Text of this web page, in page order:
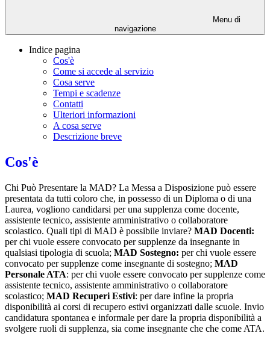
Menu di
navigazione
Indice pagina
Cos'è
Come si accede al servizio
Cosa serve
Tempi e scadenze
Contatti
Ulteriori informazioni
A cosa serve
Descrizione breve
Cos'è
Chi Può Presentare la MAD? La Messa a Disposizione può essere
presentata da tutti coloro che, in possesso di un Diploma o di una
Laurea, vogliono candidarsi per una supplenza come docente,
assistente tecnico, assistente amministrativo o collaboratore
scolastico. Quali tipi di MAD è possibile inviare? MAD Docenti:
per chi vuole essere convocato per supplenze da insegnante in
qualsiasi tipologia di scuola; MAD Sostegno: per chi vuole essere
convocato per supplenze come insegnante di sostegno; MAD
Personale ATA: per chi vuole essere convocato per supplenze come
assistente tecnico, assistente amministrativo o collaboratore
scolastico; MAD Recuperi Estivi: per dare infine la propria
disponibilità ai corsi di recupero estivi organizzati dalle scuole. Invio
candidatura spontanea e informale per dare la propria disponibilità a
svolgere ruoli di supplenza, sia come insegnante che che come ATA.